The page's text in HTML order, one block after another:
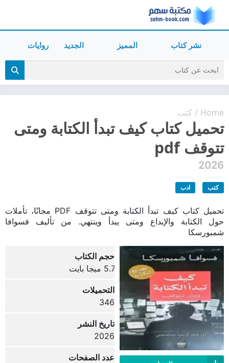
نشر كتاب المميز الجديد روايات
Home
/ كتب
تحميل كتاب كيف تبدأ الكتابة ومتى
تتوقف pdf
2026
كتب ادب
تحميل كتاب كيف تبدأ الكتابة ومتى تتوقف PDF مجانًا، تأملات
حول الكتابة والإبداع ومتى يبدأ وينتهي. من تأليف فسوافا
شمبورسكا
حجم الكتاب
5.7 ميجا بايت
التحميلات
346
تاريخ النشر
2026
عدد الصفحات